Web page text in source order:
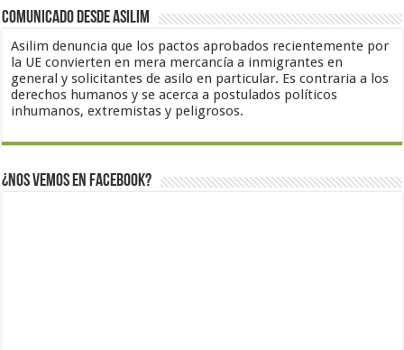
Comunicado desde Asilim
Asilim denuncia que los pactos aprobados recientemente por
la UE convierten en mera mercancía a inmigrantes en
general y solicitantes de asilo en particular. Es contraria a los
derechos humanos y se acerca a postulados políticos
inhumanos, extremistas y peligrosos.
¿Nos vemos en Facebook?